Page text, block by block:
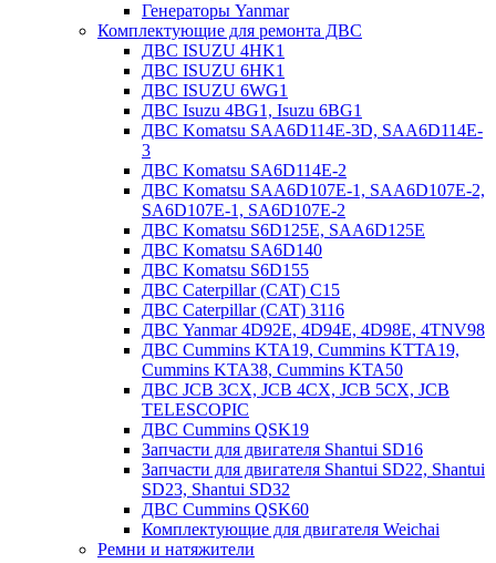
Генераторы Yanmar
Комплектующие для ремонта ДВС
ДВС ISUZU 4HK1
ДВС ISUZU 6HK1
ДВС ISUZU 6WG1
ДВС Isuzu 4BG1, Isuzu 6BG1
ДВС Komatsu SAA6D114E-3D, SAA6D114E-
3
ДВС Komatsu SA6D114E-2
ДВС Komatsu SAA6D107E-1, SAA6D107E-2,
SA6D107E-1, SA6D107E-2
ДВС Komatsu S6D125E, SAA6D125E
ДВС Komatsu SA6D140
ДВС Komatsu S6D155
ДВС Caterpillar (CAT) C15
ДВС Caterpillar (CAT) 3116
ДВС Yanmar 4D92E, 4D94E, 4D98E, 4TNV98
ДВС Cummins KTA19, Cummins KTTA19,
Cummins KTA38, Cummins KTA50
ДВС JCB 3CX, JCB 4CX, JCB 5CX, JCB
TELESCOPIC
ДВС Cummins QSK19
Запчасти для двигателя Shantui SD16
Запчасти для двигателя Shantui SD22, Shantui
SD23, Shantui SD32
ДВС Cummins QSK60
Комплектующие для двигателя Weichai
Ремни и натяжители